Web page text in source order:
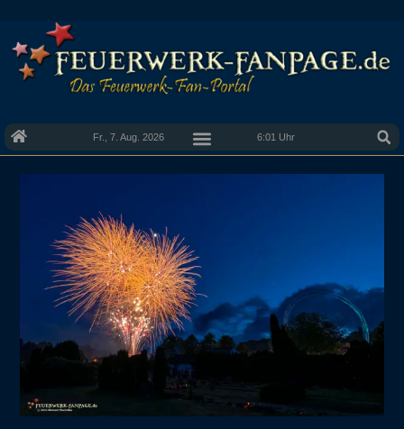
Fr., 7. Aug. 2026 6:01 Uhr